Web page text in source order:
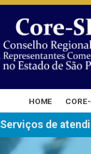
HOME
Serviços de